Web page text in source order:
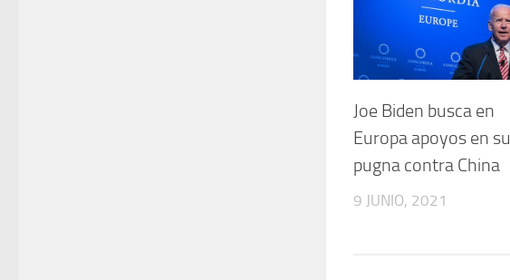
Joe Biden busca en
Europa apoyos en su
pugna contra China
9 JUNIO, 2021